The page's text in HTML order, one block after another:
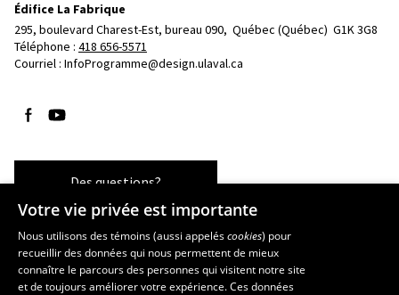
Édifice La Fabrique
295, boulevard Charest-Est, bureau 090, Québec (Québec)  G1K 3G8
Téléphone : 418 656-5571
Courriel : InfoProgramme@design.ulaval.ca
Suivez-nous sur Facebook
Suivez-nous sur YouTube
Des questions?
Les écoles et la recherche
École d’architecture
Votre vie privée est importante
Nous utilisons des témoins (aussi appeléscookies) pour
recueillir des données qui nous permettent de mieux
connaître le parcours des personnes qui visitent notre site
et de toujours améliorer votre expérience. Ces données